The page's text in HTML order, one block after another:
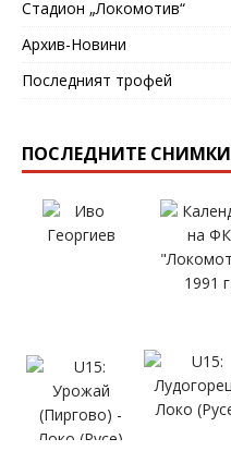
Стадион „Локомотив“
Архив-Новини
Последният трофей
ПОСЛЕДНИТЕ СНИМКИ